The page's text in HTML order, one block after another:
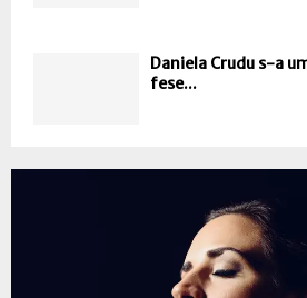
Daniela Crudu s-a
fese...